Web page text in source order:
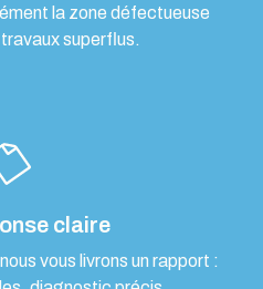
la zone défectueuse
superflus.
claire
vous livrons un rapport :